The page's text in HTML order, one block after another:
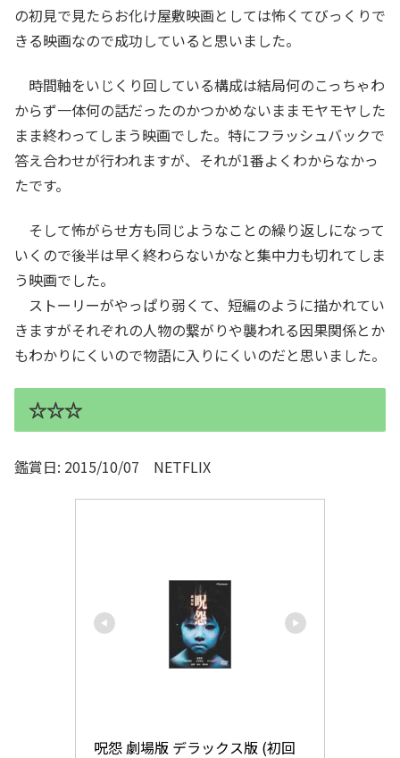
の初見で見たらお化け屋敷映画としては怖くてびっくりで
きる映画なので成功していると思いました。
時間軸をいじくり回している構成は結局何のこっちゃわ
からず一体何の話だったのかつかめないままモヤモヤした
まま終わってしまう映画でした。特にフラッシュバックで
答え合わせが行われますが、それが1番よくわからなかっ
たです。
そして怖がらせ方も同じようなことの繰り返しになって
いくので後半は早く終わらないかなと集中力も切れてしま
う映画でした。
ストーリーがやっぱり弱くて、短編のように描かれてい
きますがそれぞれの人物の繋がりや襲われる因果関係とか
もわかりにくいので物語に入りにくいのだと思いました。
☆☆☆
鑑賞日: 2015/10/07 NETFLIX
呪怨 劇場版 デラックス版 (初回